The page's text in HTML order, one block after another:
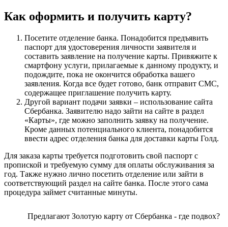
Как оформить и получить карту?
Посетите отделение банка. Понадобится предъявить
паспорт для удостоверения личности заявителя и
составить заявление на получение карты. Привяжите к
смартфону услуги, прилагаемые к данному продукту, и
подождите, пока не окончится обработка вашего
заявления. Когда все будет готово, банк отправит СМС,
содержащее приглашение получить карту.
Другой вариант подачи заявки – использование сайта
Сбербанка. Заявителю надо зайти на сайте в раздел
«Карты», где можно заполнить заявку на получение.
Кроме данных потенциального клиента, понадобится
ввести адрес отделения банка для доставки карты Голд.
Для заказа карты требуется подготовить свой паспорт с
пропиской и требуемую сумму для оплаты обслуживания за
год. Также нужно лично посетить отделение или зайти в
соответствующий раздел на сайте банка. После этого сама
процедура займет считанные минуты.
Предлагают Золотую карту от Сбербанка - где подвох?